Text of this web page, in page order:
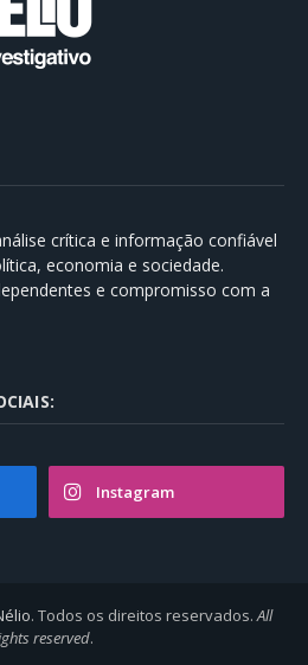
crítica e informação confiável
economia e sociedade.
e compromisso com a
Instagram
. Todos os direitos reservados.All
reserved.